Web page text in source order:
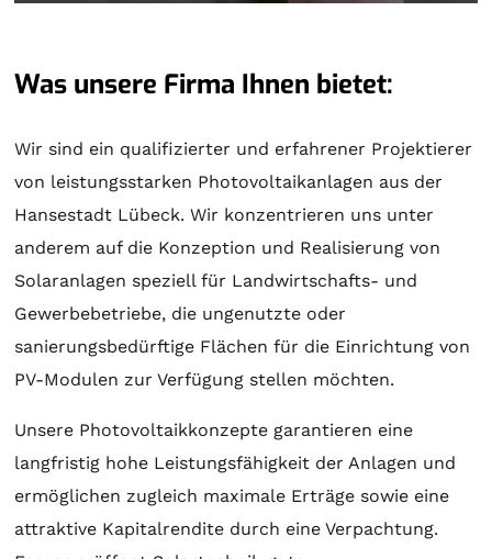
Was unsere Firma Ihnen bietet:
Wir sind ein qualifizierter und erfahrener Projektierer
von leistungsstarken Photovoltaikanlagen aus der
Hansestadt Lübeck. Wir konzentrieren uns unter
anderem auf die Konzeption und Realisierung von
Solaranlagen speziell für Landwirtschafts- und
Gewerbebetriebe, die ungenutzte oder
sanierungsbedürftige Flächen für die Einrichtung von
PV-Modulen zur Verfügung stellen möchten.
Unsere Photovoltaikkonzepte garantieren eine
langfristig hohe Leistungsfähigkeit der Anlagen und
ermöglichen zugleich maximale Erträge sowie eine
attraktive Kapitalrendite durch eine Verpachtung.